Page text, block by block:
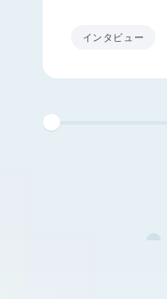
インタビュー